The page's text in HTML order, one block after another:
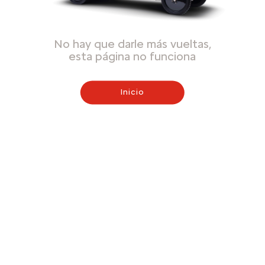
No hay que darle más vueltas,
esta página no funciona
Inicio